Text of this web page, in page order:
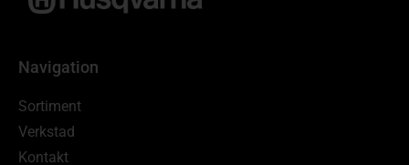
Navigation
Sortiment
Verkstad
Kontakt